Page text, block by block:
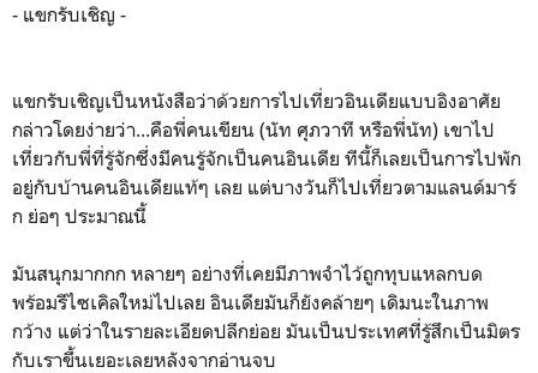
- แขกรับเชิญ -
แขกรับเชิญเป็นหนังสือว่าด้วยการไปเที่ยวอินเดียแบบอิงอาศัย
กล่าวโดยง่ายว่า...คือพี่คนเขียน (นัท ศุภวาที หรือพี่นัท) เขาไป
เที่ยวกับพี่ที่รู้จักซึ่งมีคนรู้จักเป็นคนอินเดีย ทีนี้ก็เลยเป็นการไปพัก
อยู่กับบ้านคนอินเดียแท้ๆ เลย แต่บางวันก็ไปเที่ยวตามแลนด์มาร์
ก ย่อๆ ประมาณนี้
มันสนุกมากกก หลายๆ อย่างที่เคยมีภาพจำไว้ถูกทุบแหลกบด
พร้อมรีไซเคิลใหม่ไปเลย อินเดียมันก็ยังคล้ายๆ เดิมนะในภาพ
กว้าง แต่ว่าในรายละเอียดปลีกย่อย มันเป็นประเทศที่รู้สึกเป็นมิตร
กับเราขึ้นเยอะเลยหลังจากอ่านจบ